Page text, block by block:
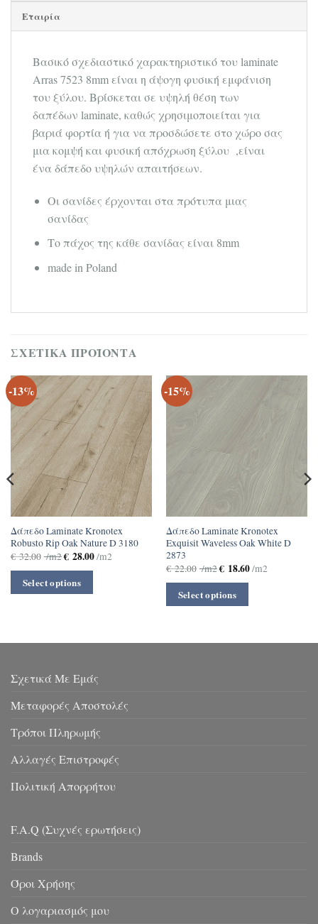
Εταιρία
Βασικό σχεδιαστικό χαρακτηριστικό του laminate
Arras 7523 8mm είναι η άψογη φυσική εμφάνιση
του ξύλου. Βρίσκεται σε υψηλή θέση των
δαπέδων laminate, καθώς χρησιμοποιείται για
βαριά φορτία ή για να προσδώσετε στο χώρο σας
μια κομψή και φυσική απόχρωση ξύλου ,είναι
ένα δάπεδο υψηλών απαιτήσεων.
Οι σανίδες έρχονται στα πρότυπα μιας
σανίδας
Το πάχος της κάθε σανίδας είναι 8mm
made in Poland
ΣΧΕΤΙΚΆ ΠΡΟΪΌΝΤΑ
-13%
Δάπεδο Laminate Kronotex
Robusto Rip Oak Nature D 3180
€32.00 /m2€28.00/m2
Select options
-15%
Δάπεδο Laminate Kronotex
Exquisit Waveless Oak White D
2873
€22.00 /m2€18.60/m2
Select options
Σχετικά Με Εμάς
Μεταφορές Αποστολές
Τρόποι Πληρωμής
Αλλαγές Επιστροφές
Πολιτική Απορρήτου
F.A.Q (Συχνές ερωτήσεις)
Brands
Όροι Χρήσης
Ο λογαριασμός μου